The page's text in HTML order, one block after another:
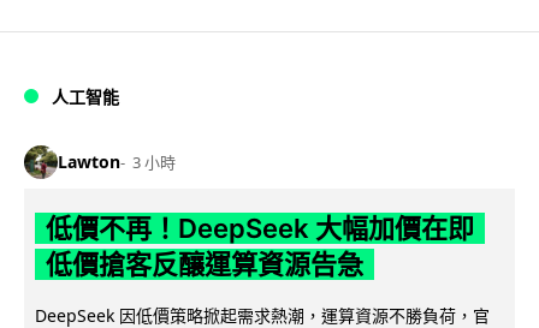
人工智能
Lawton 3 小時
低價不再！DeepSeek 大幅加價在即
低價搶客反釀運算資源告急
DeepSeek 因低價策略掀起需求熱潮，運算資源不勝負荷，官